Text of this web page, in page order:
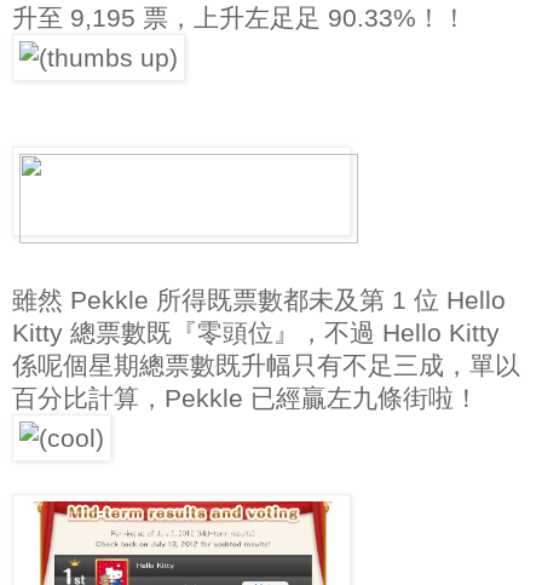
升至 9,195 票，上升左足足 90.33%！！
雖然 Pekkle 所得既票數都未及第 1 位 Hello
Kitty 總票數既『零頭位』，不過 Hello Kitty
係呢個星期總票數既升幅只有不足三成，單以
百分比計算，Pekkle 已經贏左九條街啦！